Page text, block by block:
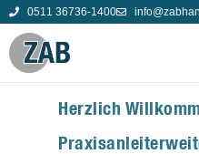
0511 36736-1400
Herzlich